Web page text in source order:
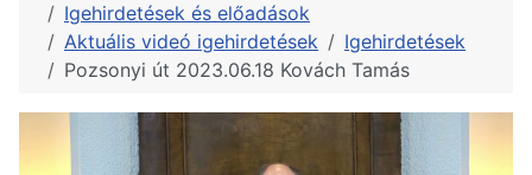
Igehirdetések és előadások
Aktuális videó igehirdetések
Igehirdetések
Pozsonyi út 2023.06.18 Kovách Tamás